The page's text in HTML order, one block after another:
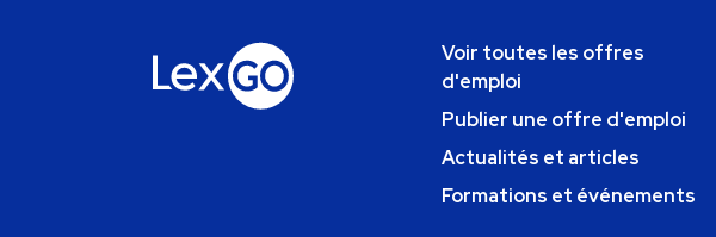
Voir toutes les offres
d'emploi
Publier une offre d'emploi
Actualités et articles
Formations et événements